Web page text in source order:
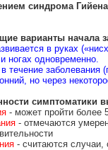
синдрома
варианты начала
в руках
ногах одновременно.
течение заболевания
но через
симптоматики
- может пройти более
- отмечаются
- считаются